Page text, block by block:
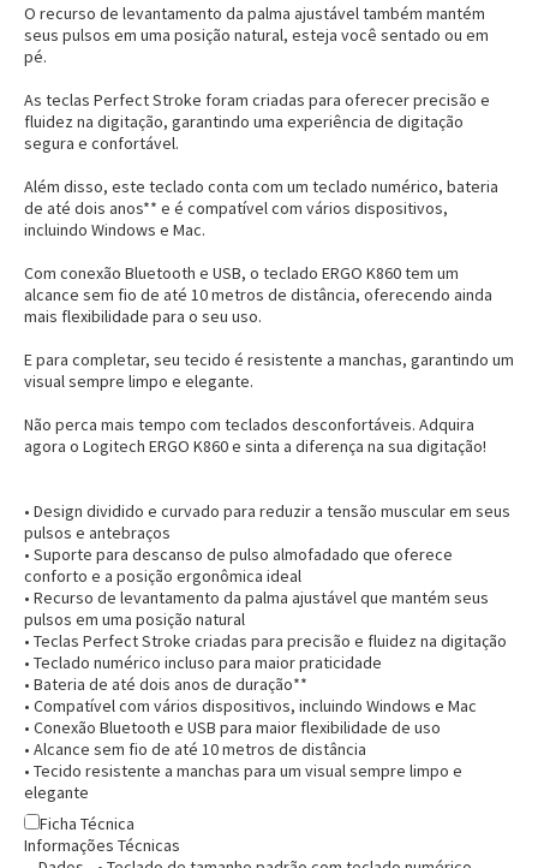
Entrega Flash
Retire na Loja
O recurso de levantamento da palma ajustável também mantém
seus pulsos em uma posição natural, esteja você sentado ou em
pé.
As teclas Perfect Stroke foram criadas para oferecer precisão e
fluidez na digitação, garantindo uma experiência de digitação
segura e confortável.
Além disso, este teclado conta com um teclado numérico, bateria
de até dois anos** e é compatível com vários dispositivos,
incluindo Windows e Mac.
Com conexão Bluetooth e USB, o teclado ERGO K860 tem um
alcance sem fio de até 10 metros de distância, oferecendo ainda
mais flexibilidade para o seu uso.
E para completar, seu tecido é resistente a manchas, garantindo um
visual sempre limpo e elegante.
Não perca mais tempo com teclados desconfortáveis. Adquira
agora o Logitech ERGO K860 e sinta a diferença na sua digitação!
• Design dividido e curvado para reduzir a tensão muscular em seus
pulsos e antebraços
• Suporte para descanso de pulso almofadado que oferece
conforto e a posição ergonômica ideal
• Recurso de levantamento da palma ajustável que mantém seus
pulsos em uma posição natural
• Teclas Perfect Stroke criadas para precisão e fluidez na digitação
• Teclado numérico incluso para maior praticidade
• Bateria de até dois anos de duração**
• Compatível com vários dispositivos, incluindo Windows e Mac
• Conexão Bluetooth e USB para maior flexibilidade de uso
• Alcance sem fio de até 10 metros de distância
• Tecido resistente a manchas para um visual sempre limpo e
elegante
Ficha Técnica
Informações Técnicas